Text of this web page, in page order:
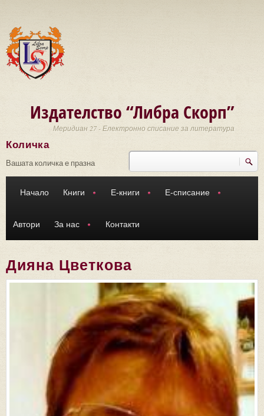
Издателство “Либра Скорп”
Меридиан 27 - Електронно списание за литература
Търси
Количка
Вашата количка е празна
Начало Книги Е-книги Е-списание
Автори За нас Контакти
Дияна Цветкова